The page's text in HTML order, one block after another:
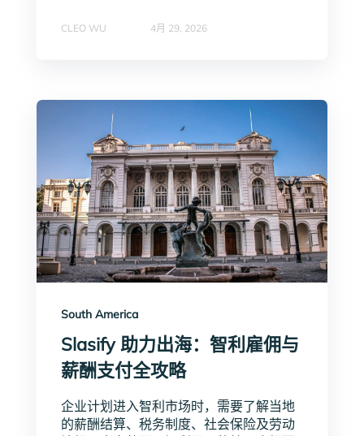
CLEO WU 4月 29, 2026
South America
Slasify 助力出海：智利雇佣与
薪酬支付全攻略
企业计划进入智利市场时，需要了解当地
的薪酬结算、税务制度、社会保险及劳动